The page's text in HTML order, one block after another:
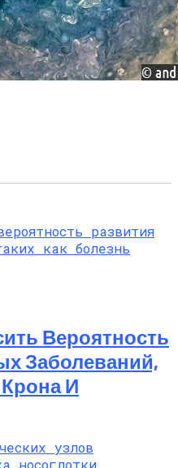
Вероятность
Заболеваний,
И